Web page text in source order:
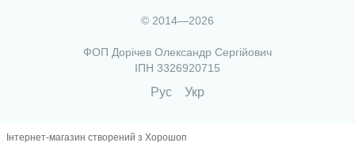
© 2014—2026
ФОП Дорічев Олександр Сергійович
ІПН 3326920715
Рус Укр
Інтернет-магазин створений з Хорошоп